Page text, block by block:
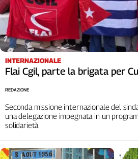
INTERNAZIONALE
Flai Cgil, parte la brigata per
Seconda missione internazionale del
una delegazione impegnata in un
solidarietà
REDAZIONE